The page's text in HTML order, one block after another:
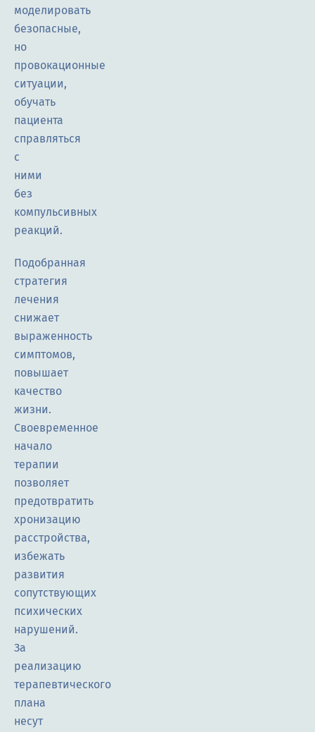
моделировать
безопасные,
но
провокационные
ситуации,
обучать
пациента
справляться
с
ними
без
компульсивных
реакций.
Подобранная
стратегия
лечения
снижает
выраженность
симптомов,
повышает
качество
жизни.
Своевременное
начало
терапии
позволяет
предотвратить
хронизацию
расстройства,
избежать
развития
сопутствующих
психических
нарушений.
За
реализацию
терапевтического
плана
несут